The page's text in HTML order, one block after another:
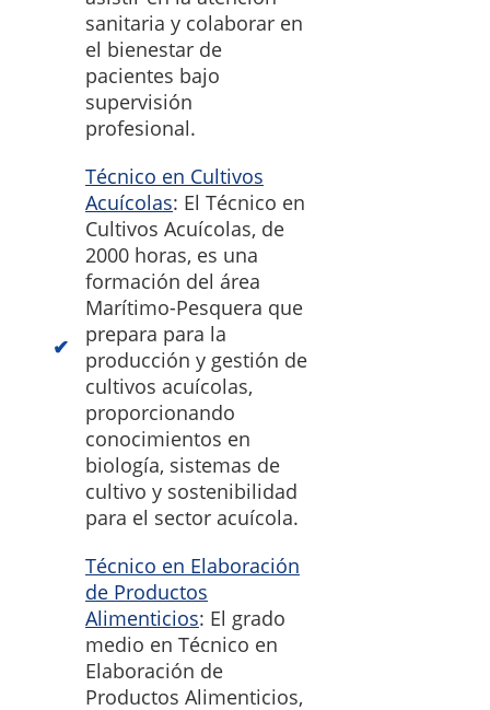
sanitaria y colaborar en
el bienestar de
pacientes bajo
supervisión
profesional.
Técnico en Cultivos
Acuícolas: El Técnico en
Cultivos Acuícolas, de
2000 horas, es una
formación del área
Marítimo-Pesquera que
prepara para la
producción y gestión de
cultivos acuícolas,
proporcionando
conocimientos en
biología, sistemas de
cultivo y sostenibilidad
para el sector acuícola.
Técnico en Elaboración
de Productos
Alimenticios: El grado
medio en Técnico en
Elaboración de
Productos Alimenticios,